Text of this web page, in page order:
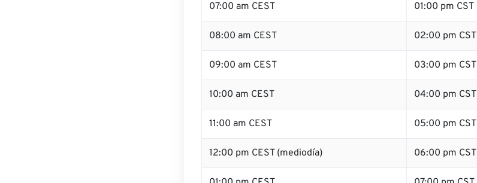
07:00 am CEST 01:00 pm CST
08:00 am CEST 02:00 pm CST
09:00 am CEST 03:00 pm CST
10:00 am CEST 04:00 pm CST
11:00 am CEST 05:00 pm CST
12:00 pm CEST (mediodía) 06:00 pm CST